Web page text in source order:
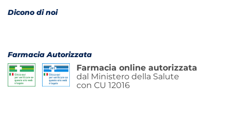
Dicono di noi
Farmacia Autorizzata
Farmacia online autorizzata
dal Ministero della Salute
con CU 12016